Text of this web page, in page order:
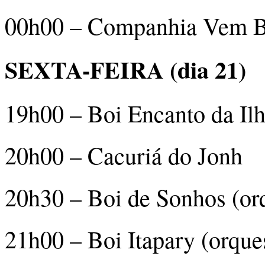
00h00 – Companhia Vem
SEXTA-FEIRA (dia 21)
19h00 – Boi Encanto da
20h00 – Cacuriá do Jonh
20h30 – Boi de Sonhos
21h00 – Boi Itapary